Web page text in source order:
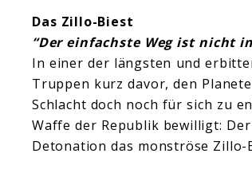
Das Zillo-Biest
“Der einfachste Weg ist nicht
In einer der längsten und
Truppen kurz davor, den
Schlacht doch noch für sich zu
Waffe der Republik bewilligt:
Detonation das monströse Zillo-